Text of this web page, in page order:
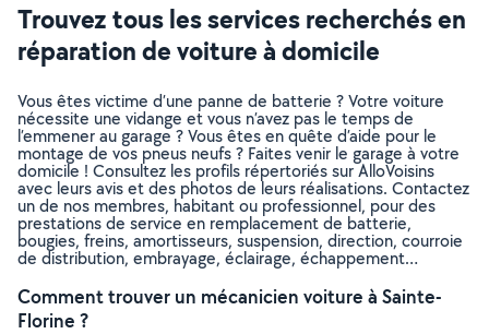
Trouvez tous les services recherchés en
réparation de voiture à domicile
Vous êtes victime d’une panne de batterie ? Votre voiture
nécessite une vidange et vous n’avez pas le temps de
l’emmener au garage ? Vous êtes en quête d’aide pour le
montage de vos pneus neufs ? Faites venir le garage à votre
domicile ! Consultez les profils répertoriés sur AlloVoisins
avec leurs avis et des photos de leurs réalisations. Contactez
un de nos membres, habitant ou professionnel, pour des
prestations de service en remplacement de batterie,
bougies, freins, amortisseurs, suspension, direction, courroie
de distribution, embrayage, éclairage, échappement…
Comment trouver un mécanicien voiture à Sainte-
Florine ?